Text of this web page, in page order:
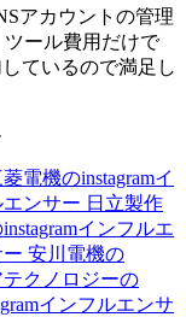
アカウントの管理
ール費用だけで
ているので満足し
電機のinstagramイ
エンサー 日立製作
インフルエ
安川電機の
クノロジーの
インフルエンサ